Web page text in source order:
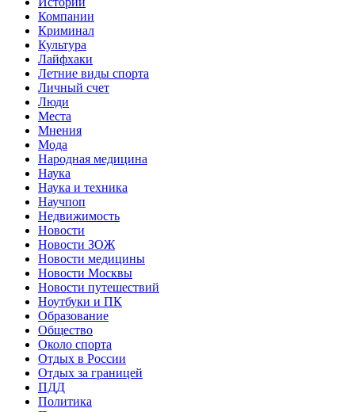
Компании
Криминал
Культура
Лайфхаки
Летние виды спорта
Личный счет
Люди
Места
Мнения
Мода
Народная медицина
Наука
Наука и техника
Научпоп
Недвижимость
Новости
Новости ЗОЖ
Новости медицины
Новости Москвы
Новости путешествий
Ноутбуки и ПК
Образование
Общество
Около спорта
Отдых в России
Отдых за границей
ПДД
Политика